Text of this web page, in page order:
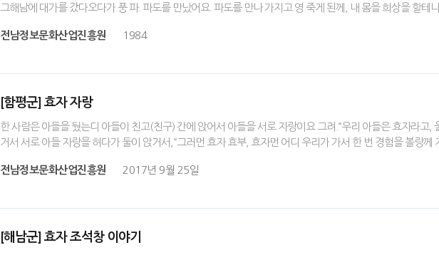
그해남에 대가를 갔다오다가 풍 파. 파도를 만났어요. 파도를 만나 가지고 영 죽게 된께, 내 몸을 희상을 할테
전남정보문화산업진흥원 1984
[함평군] 효자 자랑
한 사람은 아들을 뒀는디 아들이 친고(친구) 간에 앉어서 아들을 서로 자랑이요 그려.“우리 아들은 효자라고,
거서 서로 아들 자랑을 허다가 둘이 앉거서,“그러먼 효자 효부, 효자먼 어디 우리가 가서 한 번 경험을 볼랑
전남정보문화산업진흥원 2017년 9월 25일
[해남군] 효자 조석창 이야기